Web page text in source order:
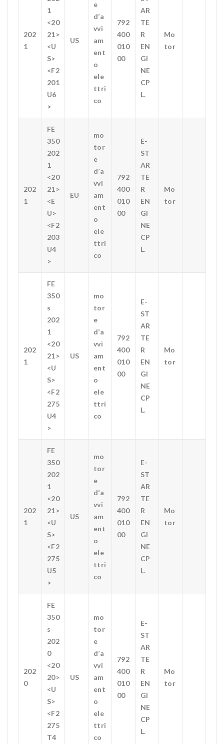
202
1
1
<20
21>
<U
S>
<F2
201
U6
>
US
e
d’a
vvi
am
ent
o
ele
ttri
co
792
400
010
00
AR
TE
R
EN
GI
NE
CP
L.
Mo
tor
202
1
FE
350
202
1
<20
21>
<E
U>
<F2
203
U4
>
EU
mo
tor
e
d’a
vvi
am
ent
o
ele
ttri
co
792
400
010
00
E-
ST
AR
TE
R
EN
GI
NE
CP
L.
Mo
tor
202
1
FE
350
s
202
1
<20
21>
<U
S>
<F2
275
U4
>
US
mo
tor
e
d’a
vvi
am
ent
o
ele
ttri
co
792
400
010
00
E-
ST
AR
TE
R
EN
GI
NE
CP
L.
Mo
tor
202
1
FE
350
202
1
<20
21>
<U
S>
<F2
275
U5
>
US
mo
tor
e
d’a
vvi
am
ent
o
ele
ttri
co
792
400
010
00
E-
ST
AR
TE
R
EN
GI
NE
CP
L.
Mo
tor
202
0
FE
350
s
202
0
<20
20>
<U
S>
<F2
275
T4
US
mo
tor
e
d’a
vvi
am
ent
o
ele
ttri
co
792
400
010
00
E-
ST
AR
TE
R
EN
GI
NE
CP
L.
Mo
tor